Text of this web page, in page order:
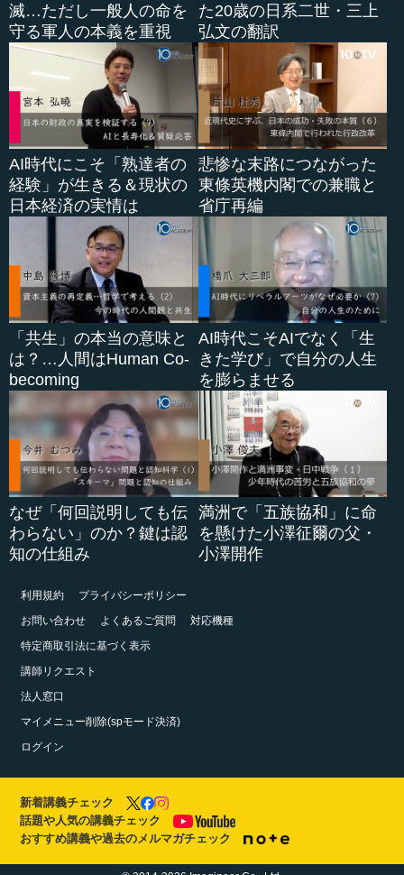
滅…ただし一般人の命を
守る軍人の本義を重視
た20歳の日系二世・三上
弘文の翻訳
AI時代にこそ「熟達者の
経験」が生きる＆現状の
日本経済の実情は
悲惨な末路につながった
東條英機内閣での兼職と
省庁再編
「共生」の本当の意味と
は？…人間はHuman Co-
becoming
AI時代こそAIでなく「生
きた学び」で自分の人生
を膨らませる
なぜ「何回説明しても伝
わらない」のか？鍵は認
知の仕組み
満洲で「五族協和」に命
を懸けた小澤征爾の父・
小澤開作
利用規約
プライバシーポリシー
お問い合わせ
よくあるご質問
対応機種
特定商取引法に基づく表示
講師リクエスト
法人窓口
マイメニュー削除(spモード決済)
ログイン
新着講義チェック
話題や人気の講義チェック
おすすめ講義や過去のメルマガチェック